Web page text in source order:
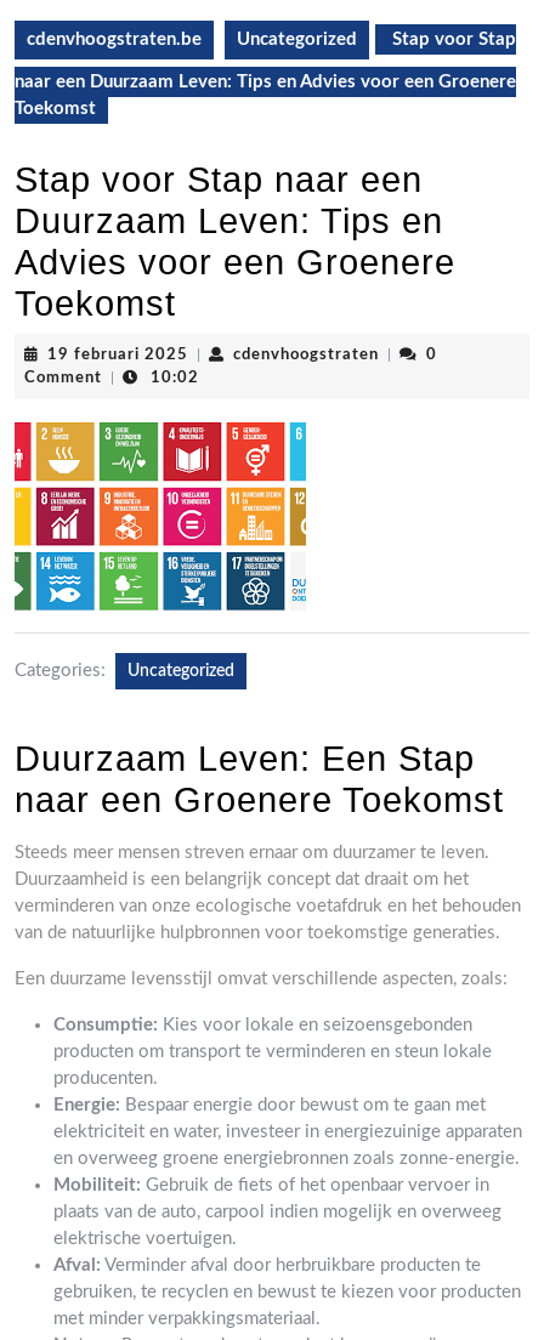
cdenvhoogstraten.be Uncategorized Stap voor Stap
naar een Duurzaam Leven: Tips en Advies voor een Groenere
Toekomst
Stap voor Stap naar een
Duurzaam Leven: Tips en
Advies voor een Groenere
Toekomst
19 februari 2025 19
februari
cdenvhoogstraten cdenvhoogstraten
0
Comment
10:02
Categories: Uncategorized
Duurzaam Leven: Een Stap
naar een Groenere Toekomst
Steeds meer mensen streven ernaar om duurzamer te leven.
Duurzaamheid is een belangrijk concept dat draait om het
verminderen van onze ecologische voetafdruk en het behouden
van de natuurlijke hulpbronnen voor toekomstige generaties.
Een duurzame levensstijl omvat verschillende aspecten, zoals:
Consumptie: Kies voor lokale en seizoensgebonden
producten om transport te verminderen en steun lokale
producenten.
Energie: Bespaar energie door bewust om te gaan met
elektriciteit en water, investeer in energiezuinige apparaten
en overweeg groene energiebronnen zoals zonne-energie.
Mobiliteit: Gebruik de fiets of het openbaar vervoer in
plaats van de auto, carpool indien mogelijk en overweeg
elektrische voertuigen.
Afval: Verminder afval door herbruikbare producten te
gebruiken, te recyclen en bewust te kiezen voor producten
met minder verpakkingsmateriaal.